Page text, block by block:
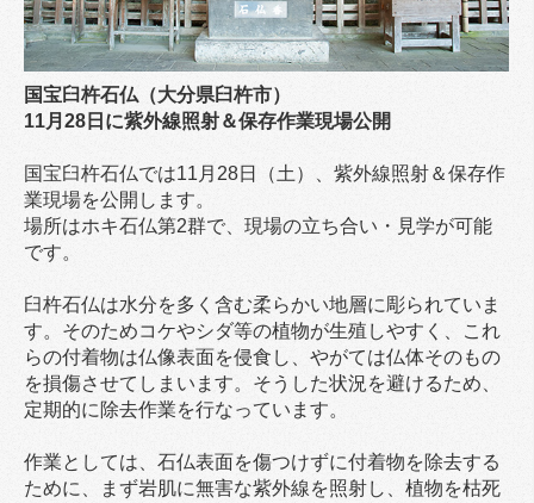
国宝臼杵石仏（大分県臼杵市）
11月28日に紫外線照射＆保存作業現場公開
国宝臼杵石仏では11月28日（土）、紫外線照射＆保存作
業現場を公開します。
場所はホキ石仏第2群で、現場の立ち合い・見学が可能
です。
臼杵石仏は水分を多く含む柔らかい地層に彫られていま
す。そのためコケやシダ等の植物が生殖しやすく、これ
らの付着物は仏像表面を侵食し、やがては仏体そのもの
を損傷させてしまいます。そうした状況を避けるため、
定期的に除去作業を行なっています。
作業としては、石仏表面を傷つけずに付着物を除去する
ために、まず岩肌に無害な紫外線を照射し、植物を枯死